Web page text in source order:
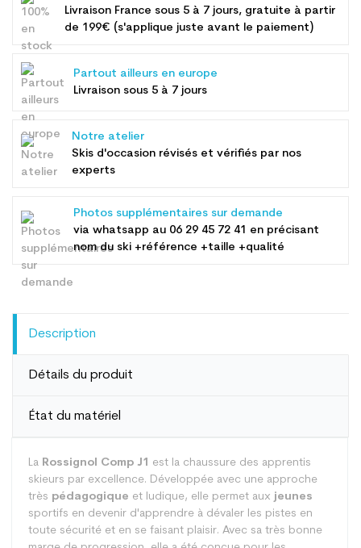
Livraison France sous 5 à 7 jours, gratuite à partir
de 199€ (s'applique juste avant le paiement)
Partout ailleurs en europe
Livraison sous 5 à 7 jours
Notre atelier
Skis d'occasion révisés et vérifiés par nos
experts
Photos supplémentaires sur demande
via whatsapp au 06 29 45 72 41 en précisant
nom du ski +référence +taille +qualité
Description
Détails du produit
État du matériel
La Rossignol Comp J1 est la chaussure des apprentis
skieurs par excellence. Développée avec une approche
très pédagogique et ludique, elle permet aux jeunes
sportifs en devenir d'apprendre à dévaler les pistes en
toute sécurité et en se faisant plaisir. Avec sa très bonne